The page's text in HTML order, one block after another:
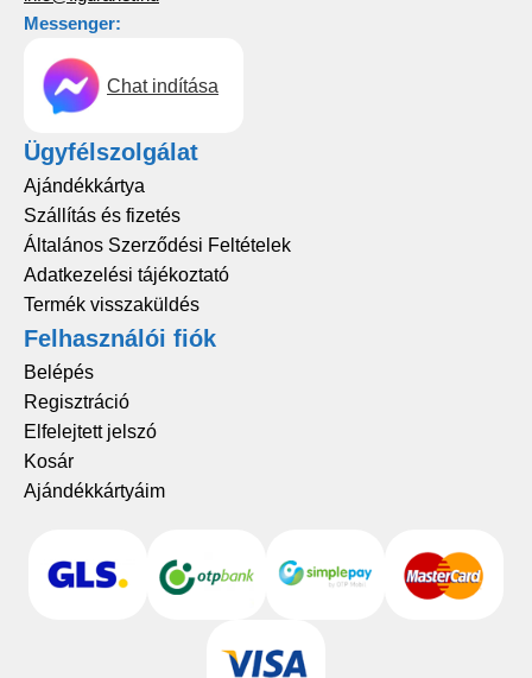
Messenger:
Chat indítása
Ügyfélszolgálat
Ajándékkártya
Szállítás és fizetés
Általános Szerződési Feltételek
Adatkezelési tájékoztató
Termék visszaküldés
Felhasználói fiók
Belépés
Regisztráció
Elfelejtett jelszó
Kosár
Ajándékkártyáim